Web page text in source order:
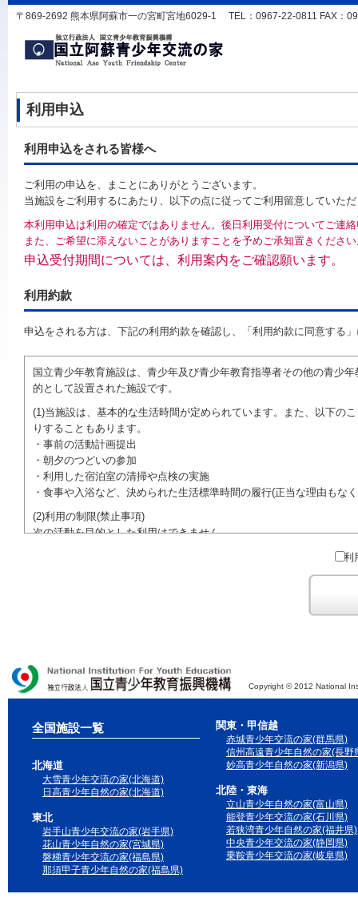
〒869-2692 熊本県阿蘇市一の宮町宮地6029-1 TEL：0967-22-0811 FAX：
利用申込
利用申込をされる皆様へ
ご利用の申込を、まことにありがとうございます。
当施設をご利用するにあたり、以下の点に従ってご利用留意していた
本利用申込は利用の確定ではありません。後日利用受付についてご連
また、ご希望に添えないことがありますことを予めご承知置きくださ
申込受付期間については、利用案内をご確認願います。
利用約款
申込をされる方は、下記の利用約款を確認し、「利用約款に同意する
国立青少年教育施設は、青少年及び青少年教育指導者その他の青少
的として設置された施設です。
(1)当施設は、基本的な生活時間が定められています。また、以下の
りすることもあります。
・事前の活動計画提出
・朝夕のつどいの参加
・利用した宿泊室の清掃や点検の実施
・食事や入浴など、決められた生活標準時間の履行(正当な理由も
(2)利用の制限(禁止事項)
次の活動を目的とした利用はできません。
●特定の政党を支持、またはこれに反対するための政治教育その他の
●特定の宗教を支持、またはこれに反対するための宗教教育その他
域での勧誘活動を行ったり、自らの団体の活動をアピールする活動等)
利
Copyright © 2012 National
全国施設一覧
北海道
大雪青少年交流の家(北海道)
日高青少年自然の家(北海道)
東北
岩手山青少年交流の家(岩手県)
花山青少年自然の家(宮城県)
磐梯青少年交流の家(福島県)
那須甲子青少年自然の家(福島県)
関東・甲信越
赤城青少年交流の家(群馬県)
信州高遠青少年自然の家(長野
妙高青少年自然の家(新潟県)
北陸・東海
立山青少年自然の家(富山県)
能登青少年交流の家(石川県)
若狭湾青少年自然の家(福井県)
中央青少年交流の家(静岡県)
乗鞍青少年交流の家(岐阜県)